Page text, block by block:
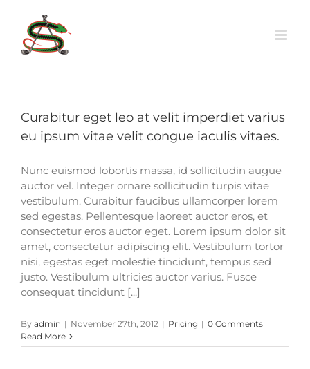
content
Curabitur eget leo at velit imperdiet varius
eu ipsum vitae velit congue iaculis vitaes.
Nunc euismod lobortis massa, id sollicitudin augue
auctor vel. Integer ornare sollicitudin turpis vitae
vestibulum. Curabitur faucibus ullamcorper lorem
sed egestas. Pellentesque laoreet auctor eros, et
consectetur eros auctor eget. Lorem ipsum dolor sit
amet, consectetur adipiscing elit. Vestibulum tortor
nisi, egestas eget molestie tincidunt, tempus sed
justo. Vestibulum ultricies auctor varius. Fusce
consequat tincidunt [...]
By admin | November 27th, 2012 | Pricing | 0 Comments
Read More